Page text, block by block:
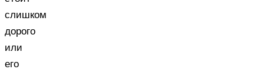
слишком
дорого
или
его